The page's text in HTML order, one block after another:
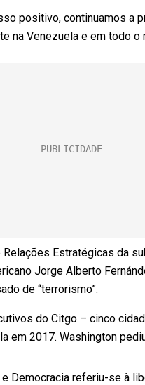
positivo, continuamos a
na Venezuela e em todo o
Estratégicas da
Jorge Alberto
de “terrorismo”.
do Citgo – cinco
em 2017. Washington
Democracia referiu-se à